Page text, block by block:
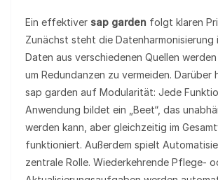
Ein effektiver sap garden folgt klaren
Zunächst steht die Datenharmonisierung
Daten aus verschiedenen Quellen
um Redundanzen zu vermeiden. Darüber
sap garden auf Modularität: Jede
Anwendung bildet ein „Beet“, das
werden kann, aber gleichzeitig im
funktioniert. Außerdem spielt
zentrale Rolle. Wiederkehrende Pflege‑